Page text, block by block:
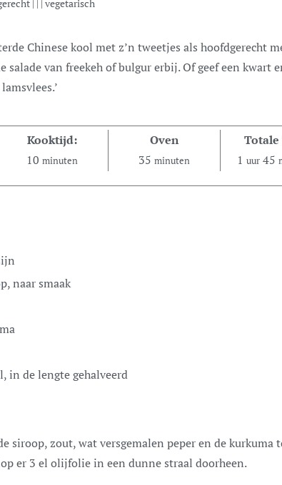
| | | vegetarisch
salade van freekeh of bulgur erbij. Of geef een kwart
Kooktijd:
10 minuten
Oven
35 minuten
1 uur 45
naar smaak
in de lengte gehalveerd
siroop, zout, wat versgemalen peper en de kurkuma
er 3 el olijfolie in een dunne straal doorheen.